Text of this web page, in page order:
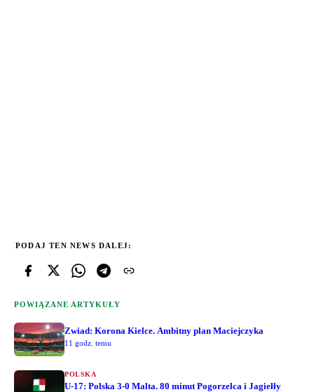
PODAJ TEN NEWS DALEJ:
POWIĄZANE ARTYKUŁY
Zwiad: Korona Kielce. Ambitny plan Maciejczyka
11 godz. temu
POLSKA
U-17: Polska 3-0 Malta. 80 minut Pogorzelca i Jagiełły